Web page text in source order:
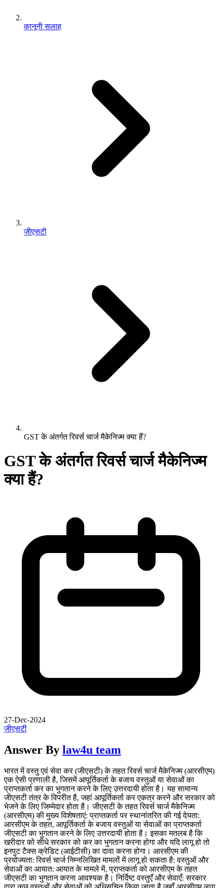
कानूनी सलाह
जीएसटी
GST के अंतर्गत रिवर्स चार्ज मैकेनिज्म क्या हैं?
GST के अंतर्गत रिवर्स चार्ज मैकेनिज्म
क्या हैं?
27-Dec-2024
जीएसटी
Answer By law4u team
भारत में वस्तु एवं सेवा कर (जीएसटी) के तहत रिवर्स चार्ज मैकेनिज्म (आरसीएम)
एक ऐसी प्रणाली है, जिसमें आपूर्तिकर्ता के बजाय वस्तुओं या सेवाओं का
प्राप्तकर्ता कर का भुगतान करने के लिए उत्तरदायी होता है। यह सामान्य
जीएसटी तंत्र के विपरीत है, जहां आपूर्तिकर्ता कर एकत्र करने और सरकार को
भेजने के लिए जिम्मेदार होता है। जीएसटी के तहत रिवर्स चार्ज मैकेनिज्म
(आरसीएम) की मुख्य विशेषताएं: प्राप्तकर्ता पर स्थानांतरित की गई देयता:
आरसीएम के तहत, आपूर्तिकर्ता के बजाय वस्तुओं या सेवाओं का प्राप्तकर्ता
जीएसटी का भुगतान करने के लिए उत्तरदायी होता है। इसका मतलब है कि
खरीदार को सीधे सरकार को कर का भुगतान करना होगा और यदि लागू हो तो
इनपुट टैक्स क्रेडिट (आईटीसी) का दावा करना होगा। आरसीएम की
प्रयोज्यता: रिवर्स चार्ज निम्नलिखित मामलों में लागू हो सकता है: वस्तुओं और
सेवाओं का आयात: आयात के मामले में, प्राप्तकर्ता को आरसीएम के तहत
जीएसटी का भुगतान करना आवश्यक है। निर्दिष्ट वस्तुएँ और सेवाएँ: सरकार